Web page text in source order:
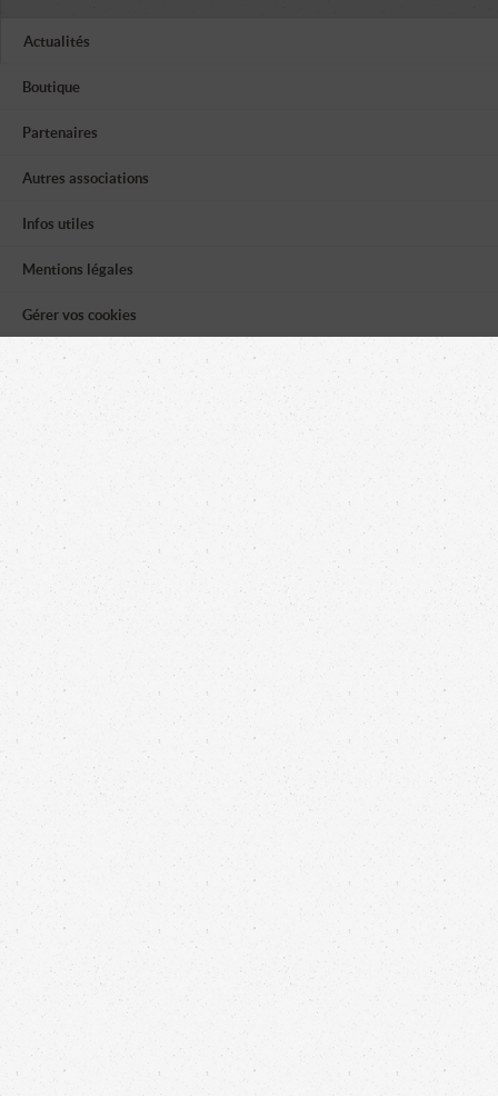
Actualités
Boutique
Partenaires
Autres associations
Infos utiles
Mentions légales
Gérer vos cookies